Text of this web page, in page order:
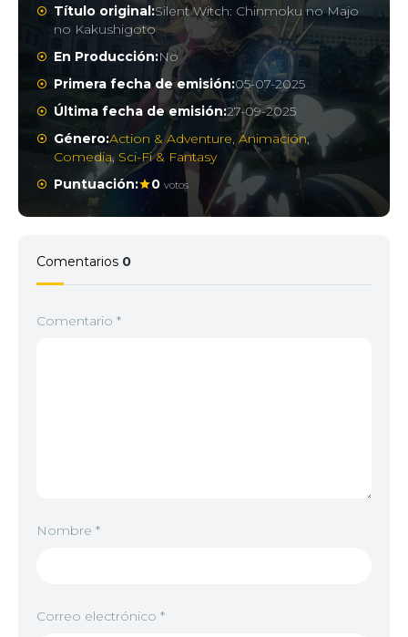
Título original:Silent Witch: Chinmoku no Majo
no Kakushigoto
En Producción:No
Primera fecha de emisión:05-07-2025
Última fecha de emisión:27-09-2025
Género:Action & Adventure,Animación,
Comedia, Sci-Fi & Fantasy
Puntuación:
0 votos
Comentarios 0
Comentario *
Nombre *
Correo electrónico *